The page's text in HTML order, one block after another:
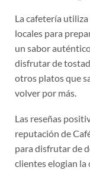
La cafetería
locales para
un sabor
disfrutar de
otros platos que
volver por más.
Las reseñas
reputación de
para disfrutar de
clientes elogian la